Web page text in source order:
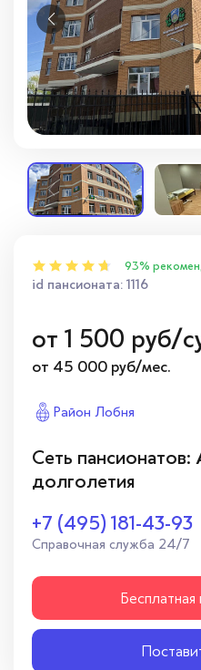
Контакты
93%
id пансионата: 1116
от 1 500 руб/
от 45 000 руб/мес.
Район Лобня
Сеть
долголетия
+7 (495) 181-43-93
Справочная служба 24/7
Бесплатная